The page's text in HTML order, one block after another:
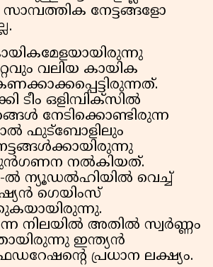
നേട്ടങ്ങളോ
വലിയ കായിക
ടീം ഒളിമ്പിക്സിൽ
നേടിക്കൊണ്ടിരുന്ന
ഫുട്ബോളിലും
നൽകിയത്.
ൽ ന്യൂഡൽഹിയിൽ വെച്ച്
ഗെയിംസ്
നിലയിൽ അതിൽ സ്വർണ്ണം
ഇന്ത്യൻ
പ്രധാന ലക്ഷ്യം.